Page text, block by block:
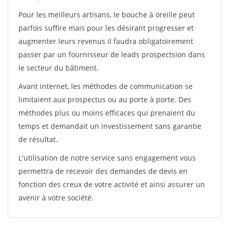
Pour les meilleurs artisans, le bouche à oreille peut
parfois suffire mais pour les désirant progresser et
augmenter leurs revenus il faudra obligatoirement
passer par un fournisseur de leads prospectsion dans
le secteur du bâtiment.
Avant internet, les méthodes de communication se
limitaient aux prospectus ou au porte à porte. Des
méthodes plus ou moins efficaces qui prenaient du
temps et demandait un investissement sans garantie
de résultat.
L'utilisation de notre service sans engagement vous
permettra de recevoir des demandes de devis en
fonction des creux de votre activité et ainsi assurer un
avenir à votre société.